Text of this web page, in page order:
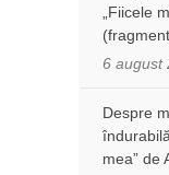
„Fiicele
6 august
Despre
mea” de